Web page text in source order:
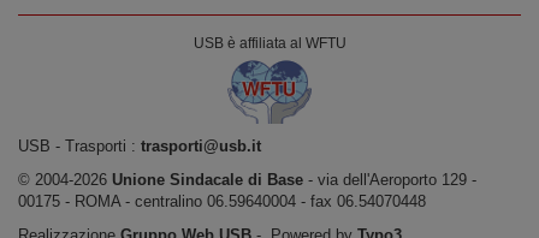
USB è affiliata al WFTU
USB ‐ Trasporti : trasporti@usb.it
© 2004-2026 Unione Sindacale di Base ‐ via dell'Aeroporto 129 -
00175 - ROMA - centralino 06.59640004 - fax 06.54070448